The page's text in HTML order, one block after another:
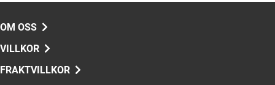
OM OSS
VILLKOR
FRAKTVILLKOR